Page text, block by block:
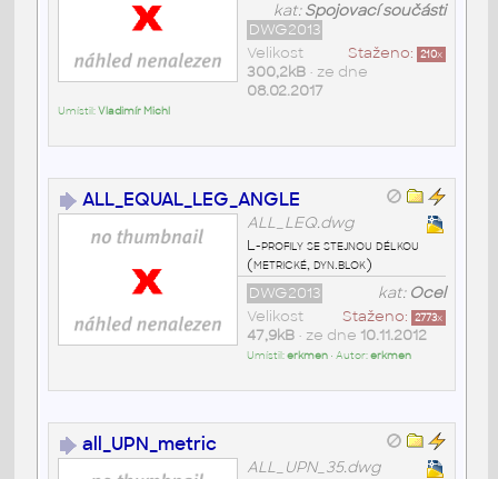
kat:Spojovací součásti
DWG2013
Staženo: 210x
Velikost
300,2kB• ze dne
08.02.2017
Umístil:Vladimír Michl
ALL_EQUAL_LEG_ANGLE
ALL_LEQ.dwg
L-profily se stejnou délkou
(metrické, dyn.blok)
kat: Ocel
DWG2013
Staženo: 2773x
Velikost
47,9kB• ze dne 10.11.2012
Umístil:erkmen• Autor:erkmen
all_UPN_metric
ALL_UPN_35.dwg